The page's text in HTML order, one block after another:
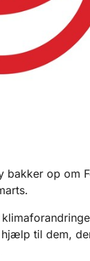
bakker op om
til dem,